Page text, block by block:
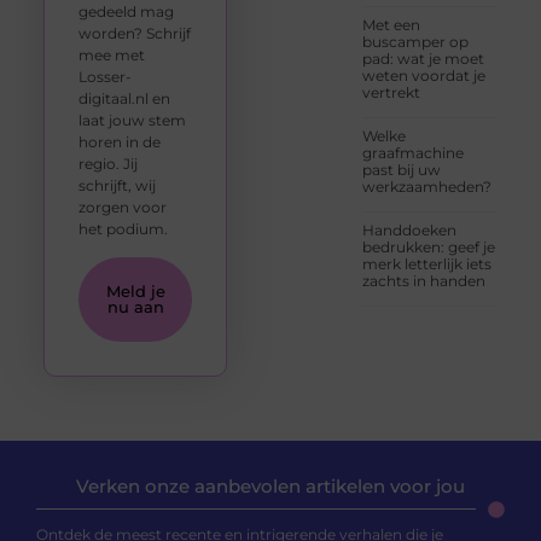
Met een
buscamper op
pad: wat je moet
weten voordat je
vertrekt
Welke
graafmachine
past bij uw
werkzaamheden?
Handdoeken
bedrukken: geef je
merk letterlijk iets
zachts in handen
gedeeld mag
worden? Schrijf
mee met
Losser-
digitaal.nl en
laat jouw stem
horen in de
regio. Jij
schrijft, wij
zorgen voor
het podium.
Meld je
nu aan
Verken onze aanbevolen artikelen voor jou
Ontdek de meest recente en intrigerende verhalen die je